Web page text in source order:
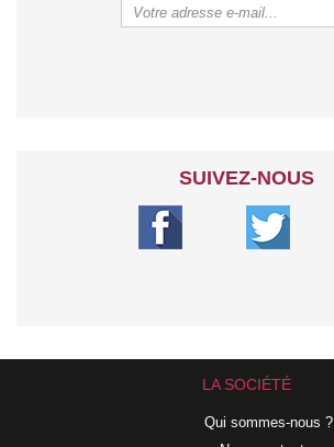
SUIVEZ-NOUS
LA SOCIÉTÉ
Qui sommes-nous ?